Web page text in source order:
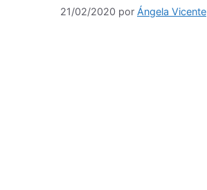
21/02/2020 por Ángela Vicente